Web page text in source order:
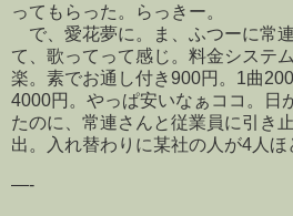
ってもらった。らっきー。
で、愛花夢に。ま、ふつーに常
て、歌ってって感じ。料金システ
楽。素でお通し付き900円。1曲
4000円。やっぱ安いなぁココ。日
たのに、常連さんと従業員に引き
出。入れ替わりに某社の人が4人ほ
—-